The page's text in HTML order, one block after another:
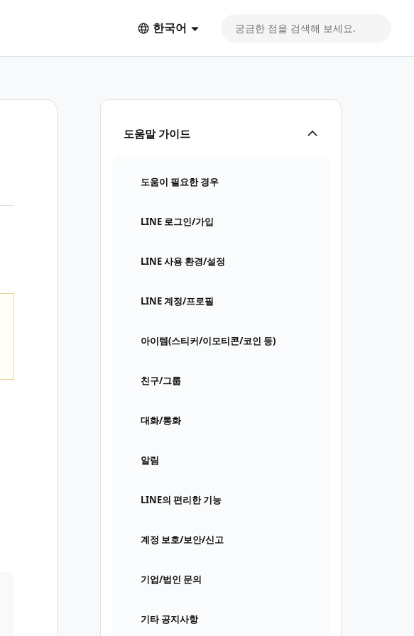
한국어
도움말 가이드
도움이 필요한 경우
LINE 로그인/가입
LINE 사용 환경/설정
LINE 계정/프로필
아이템(스티커/이모티콘/코인 등)
친구/그룹
대화/통화
알림
LINE의 편리한 기능
계정 보호/보안/신고
기업/법인 문의
기타 공지사항